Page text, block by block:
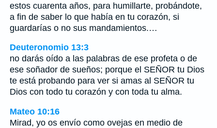
estos cuarenta años, para humillarte, probándote,
a fin de saber lo que había en tu corazón, si
guardarías o no sus mandamientos.…
Deuteronomio 13:3
no darás oído a las palabras de ese profeta o de
ese soñador de sueños; porque el SEÑOR tu Dios
te está probando para ver si amas al SEÑOR tu
Dios con todo tu corazón y con toda tu alma.
Mateo 10:16
Mirad, yo os envío como ovejas en medio de